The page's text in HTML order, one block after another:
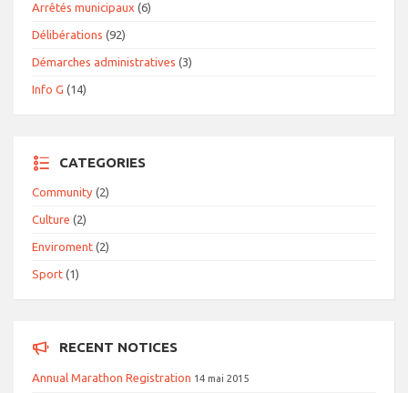
Arrêtés municipaux (6)
Délibérations (92)
Démarches administratives (3)
Info G (14)
CATEGORIES
Community (2)
Culture (2)
Enviroment (2)
Sport (1)
RECENT NOTICES
Annual Marathon Registration 14 mai 2015